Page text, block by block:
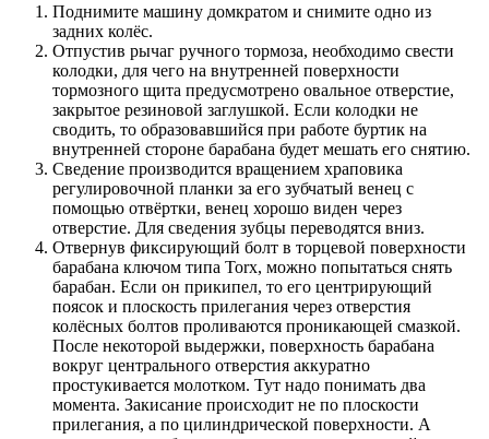
Поднимите машину домкратом и снимите одно из
задних колёс.
Отпустив рычаг ручного тормоза, необходимо свести
колодки, для чего на внутренней поверхности
тормозного щита предусмотрено овальное отверстие,
закрытое резиновой заглушкой. Если колодки не
сводить, то образовавшийся при работе буртик на
внутренней стороне барабана будет мешать его снятию.
Сведение производится вращением храповика
регулировочной планки за его зубчатый венец с
помощью отвёртки, венец хорошо виден через
отверстие. Для сведения зубцы переводятся вниз.
Отвернув фиксирующий болт в торцевой поверхности
барабана ключом типа Torx, можно попытаться снять
барабан. Если он прикипел, то его центрирующий
поясок и плоскость прилегания через отверстия
колёсных болтов проливаются проникающей смазкой.
После некоторой выдержки, поверхность барабана
вокруг центрального отверстия аккуратно
простукивается молотком. Тут надо понимать два
момента. Закисание происходит не по плоскости
прилегания, а по цилиндрической поверхности. А